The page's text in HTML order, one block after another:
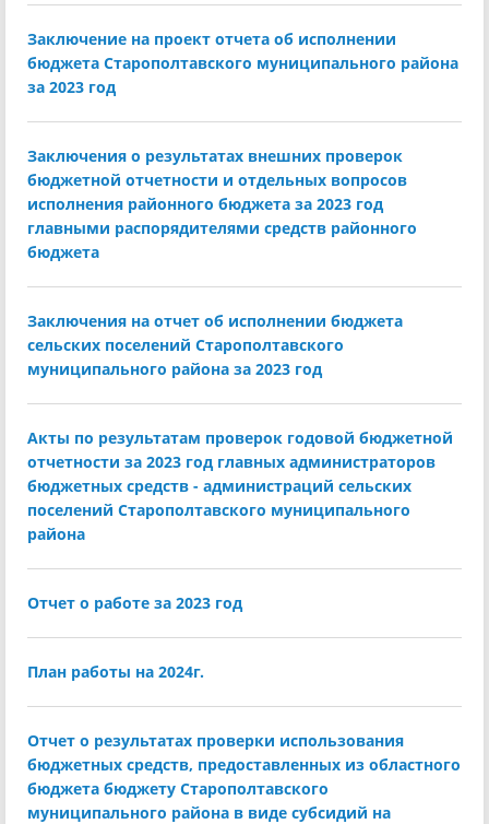
Заключение на проект отчета об исполнении
бюджета Старополтавского муниципального района
за 2023 год
Заключения о результатах внешних проверок
бюджетной отчетности и отдельных вопросов
исполнения районного бюджета за 2023 год
главными распорядителями средств районного
бюджета
Заключения на отчет об исполнении бюджета
сельских поселений Старополтавского
муниципального района за 2023 год
Акты по результатам проверок годовой бюджетной
отчетности за 2023 год главных администраторов
бюджетных средств - администраций сельских
поселений Старополтавского муниципального
района
Отчет о работе за 2023 год
План работы на 2024г.
Отчет о результатах проверки использования
бюджетных средств, предоставленных из областного
бюджета бюджету Старополтавского
муниципального района в виде субсидий на